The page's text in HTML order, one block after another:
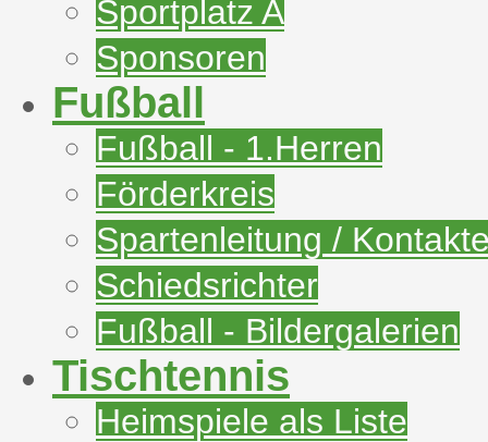
Sportplatz A
Sponsoren
Fußball
Fußball - 1.Herren
Förderkreis
Spartenleitung /
Schiedsrichter
Fußball - Bildergalerien
Tischtennis
Heimspiele als Liste